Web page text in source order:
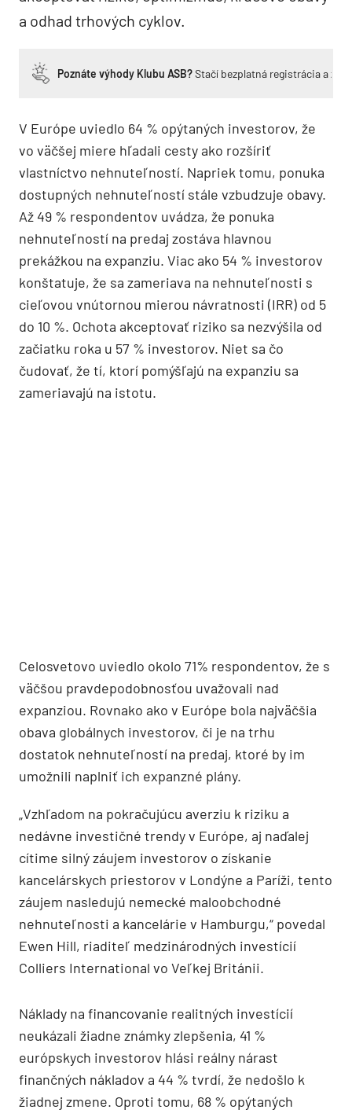
a odhad trhových cyklov.
Poznáte výhody Klubu ASB?Stačí bezplatná registrácia a
V Európe uviedlo 64 % opýtaných investorov, že
vo väčšej miere hľadali cesty ako rozšíriť
vlastníctvo nehnuteľností. Napriek tomu, ponuka
dostupných nehnuteľností stále vzbudzuje obavy.
Až 49 % respondentov uvádza, že ponuka
nehnuteľností na predaj zostáva hlavnou
prekážkou na expanziu. Viac ako 54 % investorov
konštatuje, že sa zameriava na nehnuteľnosti s
cieľovou vnútornou mierou návratnosti (IRR) od 5
do 10 %. Ochota akceptovať riziko sa nezvýšila od
začiatku roka u 57 % investorov. Niet sa čo
čudovať, že tí, ktorí pomýšľajú na expanziu sa
zameriavajú na istotu.
Celosvetovo uviedlo okolo 71% respondentov, že s
väčšou pravdepodobnosťou uvažovali nad
expanziou. Rovnako ako v Európe bola najväčšia
obava globálnych investorov, či je na trhu
dostatok nehnuteľností na predaj, ktoré by im
umožnili naplniť ich expanzné plány.
„Vzhľadom na pokračujúcu averziu k riziku a
nedávne investičné trendy v Európe, aj naďalej
cítime silný záujem investorov o získanie
kancelárskych priestorov v Londýne a Paríži, tento
záujem nasledujú nemecké maloobchodné
nehnuteľnosti a kancelárie v Hamburgu,“ povedal
Ewen Hill, riaditeľ medzinárodných investícií
Colliers International vo Veľkej Británii.
Náklady na financovanie realitných investícií
neukázali žiadne známky zlepšenia, 41 %
európskych investorov hlási reálny nárast
finančných nákladov a 44 % tvrdí, že nedošlo k
žiadnej zmene. Oproti tomu, 68 % opýtaných